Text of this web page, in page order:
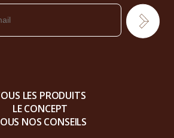
LES PRODUITS
LE CONCEPT
NOS CONSEILS